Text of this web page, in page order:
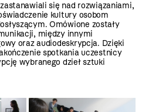
się nad rozwiązaniami,
kultury osobom
Omówione zostały
między innymi
oraz audiodeskrypcja. Dzięki
spotkania uczestnicy
wybranego dzieł sztuki